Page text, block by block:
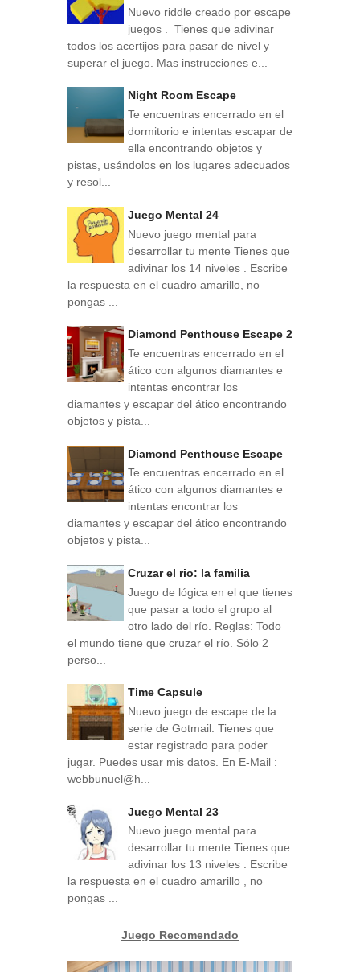
Nuevo riddle creado por escape
juegos . Tienes que adivinar
todos los acertijos para pasar de nivel y
superar el juego. Mas instrucciones e...
Night Room Escape
Te encuentras encerrado en el
dormitorio e intentas escapar de
ella encontrando objetos y
pistas, usándolos en los lugares adecuados
y resol...
Juego Mental 24
Nuevo juego mental para
desarrollar tu mente Tienes que
adivinar los 14 niveles . Escribe
la respuesta en el cuadro amarillo, no
pongas ...
Diamond Penthouse Escape 2
Te encuentras encerrado en el
ático con algunos diamantes e
intentas encontrar los
diamantes y escapar del ático encontrando
objetos y pista...
Diamond Penthouse Escape
Te encuentras encerrado en el
ático con algunos diamantes e
intentas encontrar los
diamantes y escapar del ático encontrando
objetos y pista...
Cruzar el rio: la familia
Juego de lógica en el que tienes
que pasar a todo el grupo al
otro lado del río. Reglas: Todo
el mundo tiene que cruzar el río. Sólo 2
perso...
Time Capsule
Nuevo juego de escape de la
serie de Gotmail. Tienes que
estar registrado para poder
jugar. Puedes usar mis datos. En E-Mail :
webbunuel@h...
Juego Mental 23
Nuevo juego mental para
desarrollar tu mente Tienes que
adivinar los 13 niveles . Escribe
la respuesta en el cuadro amarillo , no
pongas ...
Juego Recomendado